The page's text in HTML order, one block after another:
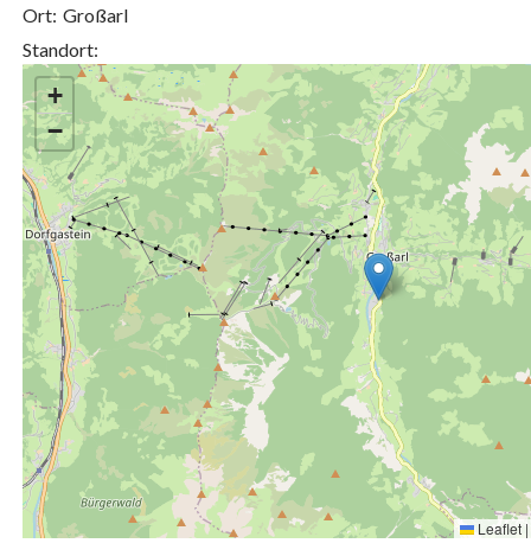
Ort: Großarl
Standort:
+
−
Leaflet |